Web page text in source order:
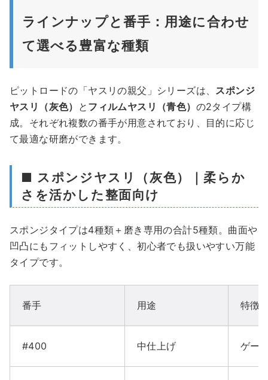
ラインナップと番手：用途に合わせ
て選べる豊富な種類
ピットロードの「ヤスリの親父」シリーズは、 スポンジ
ヤスリ（灰色） と フィルムヤスリ（青色） の2タイプ構
成。それぞれ複数の番手が用意されており、目的に応じ
て最適な研磨ができます。
■ スポンジヤスリ（灰色）｜柔らか
さを活かした整面向け
スポンジタイプは4種類＋磨き専用の合計5種類。曲面や
凹凸にもフィットしやすく、初心者でも扱いやすい万能
タイプです。
番手 用途 特徴
#400 中仕上げ ゲー